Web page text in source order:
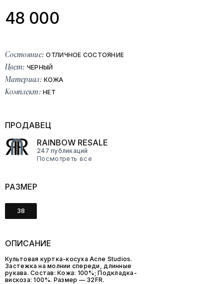
48 000
Состояние: ОТЛИЧНОЕ СОСТОЯНИЕ
Цвет: ЧЕРНЫЙ
Материал: КОЖА
Комплект: НЕТ
ПРОДАВЕЦ
RAINBOW RESALE
247 публикаций
Посмотреть все
РАЗМЕР
38
ОПИСАНИЕ
Культовая куртка-косуха Acne Studios.
Застежка на молнии спереди, длинные
рукава. Состав: Кожа: 100%; Подкладка-
вискоза: 100%. Размер — 32FR.